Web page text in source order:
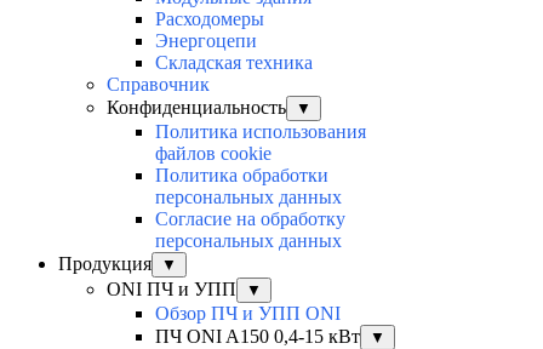
Расходомеры
Энергоцепи
Складская техника
Справочник
Конфиденциальность
▼
Политика использования
файлов cookie
Политика обработки
персональных данных
Согласие на обработку
персональных данных
Продукция
▼
ONI ПЧ и УПП ▼
Обзор ПЧ и УПП ONI
ПЧ ONI A150 0,4-15 кВт
▼